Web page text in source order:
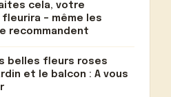
cela, votre
– même les
recommandent
belles fleurs roses
et le balcon : A vous